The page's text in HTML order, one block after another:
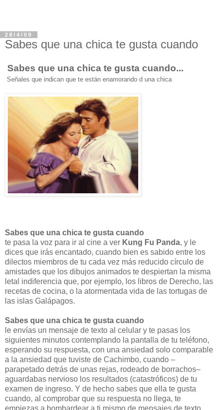
28/4/09
Sabes que una chica te gusta cuando
Sabes que una chica te gusta cuando...
Señales que indican que te están enamorando d una chica
Sabes que una chica te gusta cuando
te pasa la voz para ir al cine a ver Kung Fu Panda, y le
dices que irás encantado, cuando bien es sabido entre los
dilectos miembros de tu cada vez más reducido círculo de
amistades que los dibujos animados te despiertan la misma
letal indiferencia que, por ejemplo, los libros de Derecho, las
recetas de cocina, o la atormentada vida de las tortugas de
las islas Galápagos.
Sabes que una chica te gusta cuando
le envías un mensaje de texto al celular y te pasas los
siguientes minutos contemplando la pantalla de tu teléfono,
esperando su respuesta, con una ansiedad solo comparable
a la ansiedad que tuviste de Cachimbo, cuando –
parapetado detrás de unas rejas, rodeado de borrachos–
aguardabas nervioso los resultados (catastróficos) de tu
examen de ingreso. Y de hecho sabes que ella te gusta
cuando, al comprobar que su respuesta no llega, te